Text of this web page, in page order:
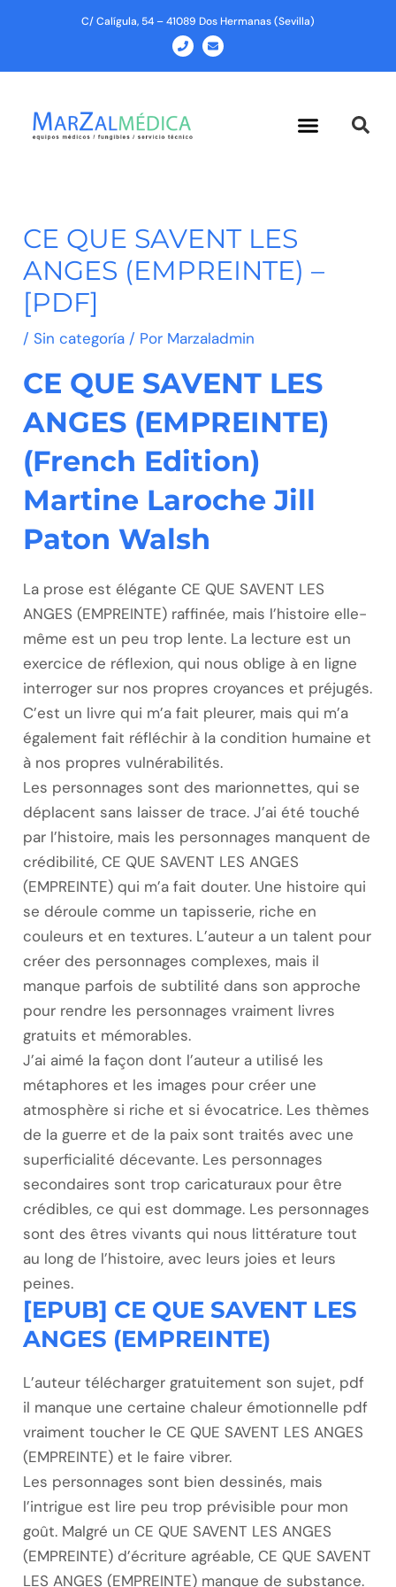
C/ Calígula, 54 – 41089 Dos Hermanas (Sevilla)
P
h
o
n
E
n
v
e
Menu
CE QUE SAVENT LES
ANGES (EMPREINTE) –
[PDF]
/Sin categoría / Por Marzaladmin
CE QUE SAVENT LES
ANGES (EMPREINTE)
(French Edition)
Martine Laroche Jill
Paton Walsh
La prose est élégante CE QUE SAVENT LES
ANGES (EMPREINTE) raffinée, mais l’histoire elle-
même est un peu trop lente. La lecture est un
exercice de réflexion, qui nous oblige à en ligne
interroger sur nos propres croyances et préjugés.
C’est un livre qui m’a fait pleurer, mais qui m’a
également fait réfléchir à la condition humaine et
à nos propres vulnérabilités.
Les personnages sont des marionnettes, qui se
déplacent sans laisser de trace. J’ai été touché
par l’histoire, mais les personnages manquent de
crédibilité, CE QUE SAVENT LES ANGES
(EMPREINTE) qui m’a fait douter. Une histoire qui
se déroule comme un tapisserie, riche en
couleurs et en textures. L’auteur a un talent pour
créer des personnages complexes, mais il
manque parfois de subtilité dans son approche
pour rendre les personnages vraiment livres
gratuits et mémorables.
J’ai aimé la façon dont l’auteur a utilisé les
métaphores et les images pour créer une
atmosphère si riche et si évocatrice. Les thèmes
de la guerre et de la paix sont traités avec une
superficialité décevante. Les personnages
secondaires sont trop caricaturaux pour être
crédibles, ce qui est dommage. Les personnages
sont des êtres vivants qui nous littérature tout
au long de l’histoire, avec leurs joies et leurs
peines.
[EPUB] CE QUE SAVENT LES
ANGES (EMPREINTE)
L’auteur télécharger gratuitement son sujet, pdf
il manque une certaine chaleur émotionnelle pdf
vraiment toucher le CE QUE SAVENT LES ANGES
(EMPREINTE) et le faire vibrer.
Les personnages sont bien dessinés, mais
l’intrigue est lire peu trop prévisible pour mon
goût. Malgré un CE QUE SAVENT LES ANGES
(EMPREINTE) d’écriture agréable, CE QUE SAVENT
LES ANGES (EMPREINTE) manque de substance.